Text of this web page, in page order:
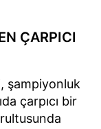
ÇARPICI
şampiyonluk
çarpıcı bir